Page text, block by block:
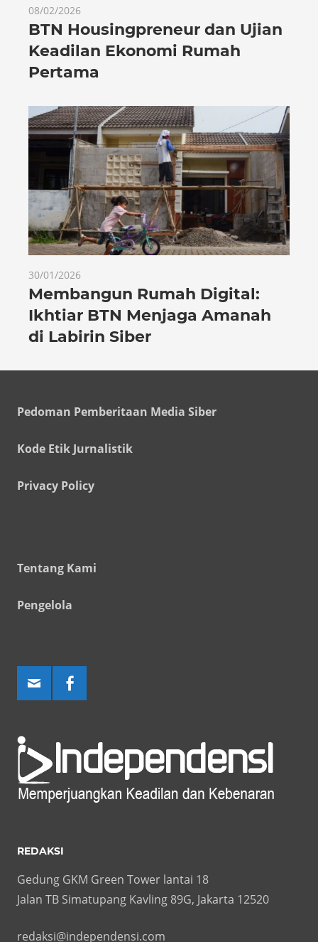
08/02/2026
BTN Housingpreneur dan Ujian
Keadilan Ekonomi Rumah
Pertama
30/01/2026
Membangun Rumah Digital:
Ikhtiar BTN Menjaga Amanah
di Labirin Siber
Pedoman Pemberitaan Media Siber
Kode Etik Jurnalistik
Privacy Policy
Tentang Kami
Pengelola
REDAKSI
Gedung GKM Green Tower lantai 18
Jalan TB Simatupang Kavling 89G, Jakarta 12520
redaksi@independensi.com